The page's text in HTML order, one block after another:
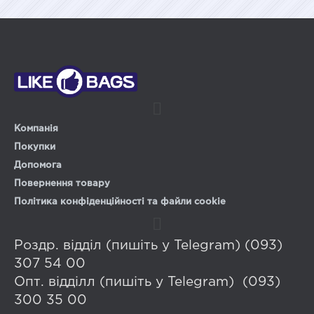
Компанія
Покупки
Допомога
Повернення товару
Політика конфіденційності та файли cookie
Роздр. відділ (пишіть у Telegram) (093)
307 54 00
Опт. відділл (пишіть у Telegram) (093)
300 35 00